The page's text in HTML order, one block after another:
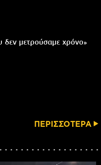
δεν μετρούσαμε χρόνο»
ΠΕΡΙΣΣΟΤΕΡΑ